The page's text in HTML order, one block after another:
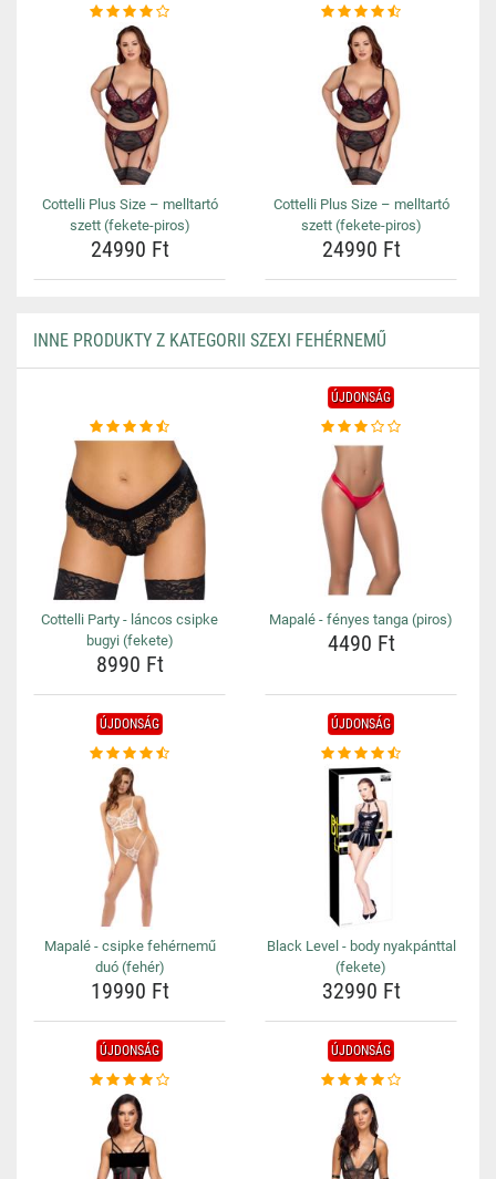
Cottelli Plus Size – melltartó
szett (fekete-piros)
24990 Ft
Cottelli Plus Size – melltartó
szett (fekete-piros)
24990 Ft
INNE PRODUKTY Z KATEGORII SZEXI FEHÉRNEMŰ
Cottelli Party - láncos csipke
bugyi (fekete)
8990 Ft
ÚJDONSÁG
Mapalé - fényes tanga (piros)
4490 Ft
ÚJDONSÁG
Mapalé - csipke fehérnemű
duó (fehér)
19990 Ft
ÚJDONSÁG
Black Level - body nyakpánttal
(fekete)
32990 Ft
ÚJDONSÁG ÚJDONSÁG